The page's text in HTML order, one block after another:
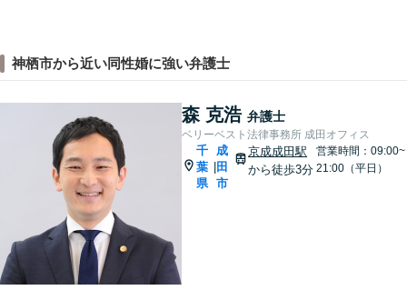
神栖市から近い同性婚に強い弁護士
森 克浩 弁護士
ベリーベスト法律事務所 成田オフィス
千
葉
県
成
田
市
京成成田駅
から徒歩3分
営業時間：09:00~
21:00（平日）